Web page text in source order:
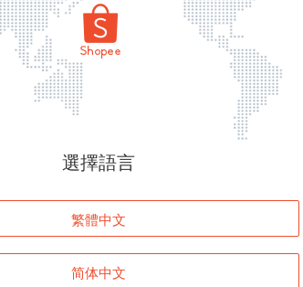
頁面無法顯示
登入
返回首頁
選擇語言
繁體中文
简体中文